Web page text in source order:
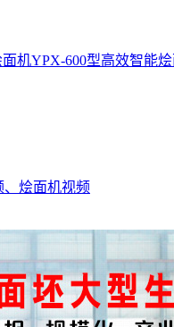
面机YPX-600型高效智能
烩面机视频